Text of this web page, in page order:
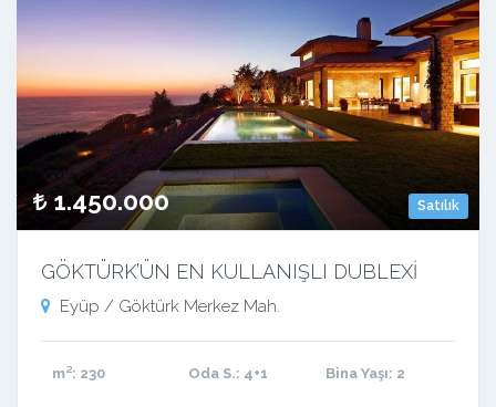
Satılık
1.450.000
GÖKTÜRK’ÜN EN KULLANIŞLI DUBLEXİ
Eyüp / Göktürk Merkez Mah.
m²: 230 Oda S.: 4+1 Bina Yaşı: 2